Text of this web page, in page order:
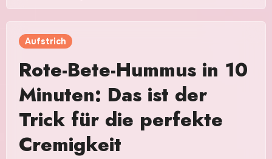
Aufstrich
Rote-Bete-Hummus in 10
Minuten: Das ist der
Trick für die perfekte
Cremigkeit